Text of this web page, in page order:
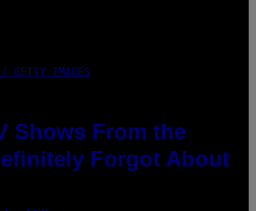
/ GETTY IMAGES
Shows From the
Forgot About